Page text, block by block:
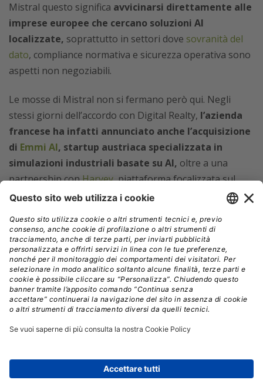
Mistral questo significa avvicinarsi direttamente alle
imprese europee che cercano soluzioni AI
localizzate, soprattutto in settori dove sovranità del
dato, compliance normativa e sicurezza operativa sono
aspetti non negoziabili.
Le mosse di Mistral non si fermano però qui. Negli
stessi giorni dell’accordo con Digital Realty, l’azienda
francese ha infatti annunciato anche l’acquisizione
di Emmi AI, startup austriaca specializzata in
simulazioni industriali basate su AI, oltre a una
partnership conHarvey, piattaforma focalizzata sul
settore legale. Una strategia che punta a
presidiare
piuttosto che inseguire esclusivamente la corsa ai
chatbot generalisti.
Mensch ha descritto ricerca e sviluppo industriale come
il terreno più importante per l’AI del prossimo
decennio.Una visione che trova riscontro nelle
europei di primo piano.Airbus utilizzerà le tecnologie
difesa, mentre BMW lavorerà su modelli capaci di